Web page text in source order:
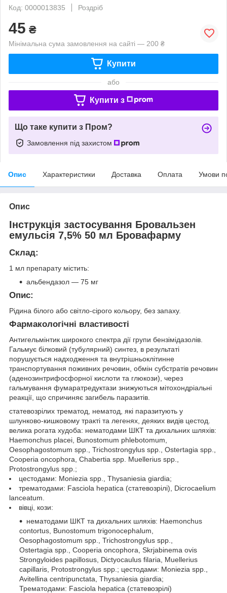
Код: 0000013835
Роздріб
45 ₴
Мінімальна сума замовлення на сайті — 200 ₴
Купити
або
Купити з
Що таке купити з Пром?
Замовлення під захистом
Опис Характеристики Доставка Оплата Умови
Опис
Інструкція застосування Бровальзен
емульсія 7,5% 50 мл Бровафарму
Склад:
1 мл препарату містить:
альбендазол — 75 мг
Опис:
Рідина білого або світло-сірого кольору, без запаху.
Фармакологічні властивості
Антигельмінтик широкого спектра дії групи бензімідазолів.
Гальмує білковий (тубулярний) синтез, в результаті
порушується надходження та внутрішньоклітинне
транспортування поживних речовин, обмін субстратів речовин
(аденозинтрифосфорної кислоти та глюкози), через
гальмування фумаратредуктази знижуються мітохондріальні
реакції, що спричиняє загибель паразитів.
статевозрілих трематод, нематод, які паразитують у
шлунково-кишковому тракті та легенях, деяких видів цестод.
велика рогата худоба: нематодами ШКТ та дихальних шляхів:
Haemonchus placei, Bunostomum phlebotomum,
Oesophagostomum spp., Trichostrongylus spp., Ostertagia spp.,
Cooperia oncophora, Chabertia spp. Muellerius spp.,
Protostrongylus spp.;
цестодами: Moniezia spp., Thysaniesia giardia;
трематодами: Fasciola hepatica (статевозрілі), Dicrocaelium
lanceatum.
вівці, кози:
нематодами ШКТ та дихальних шляхів: Haemonchus
contortus, Bunostomum trigonocephalum,
Oesophagostomum spp., Trichostrongylus spp.,
Ostertagia spp., Cooperia oncophora, Skrjabinema ovis
Strongyloides papillosus, Dictyocaulus filaria, Muellerius
capillaris, Protostrongylus spp.; цестодами: Moniezia spp.,
Avitellina centripunctata, Thysaniesia giardia;
Трематодами: Fasciola hepatica (статевозрілі)